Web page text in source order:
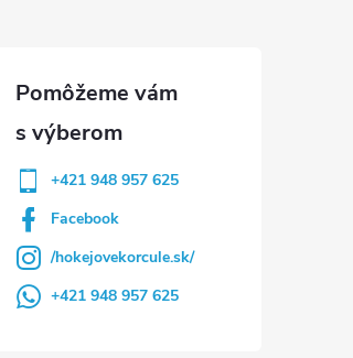
+421 948 957 625
Facebook
/hokejovekorcule.sk/
+421 948 957 625